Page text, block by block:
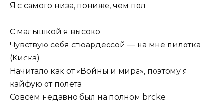
Я с самого низа, пониже, чем пол
С малышкой я высоко
Чувствую себя стюардессой — на мне пилотка
(Киска)
Начитало как от «Войны и мира», поэтому я
кайфую от полета
Совсем недавно был на полном broke